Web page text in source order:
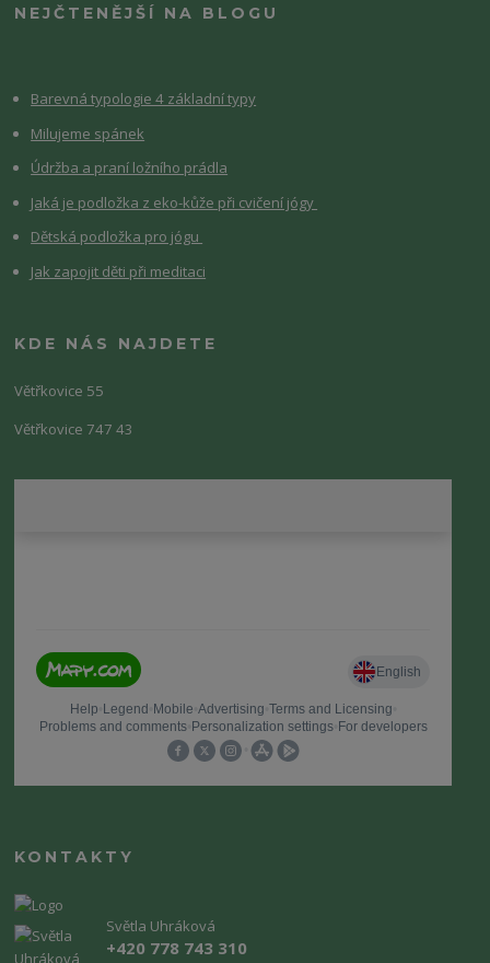
NEJČTENĚJŠÍ NA BLOGU
Barevná typologie 4 základní typy
Milujeme spánek
Údržba a praní ložního prádla
Jaká je podložka z eko-kůže při cvičení jógy
Dětská podložka pro jógu
Jak zapojit děti při meditaci
KDE NÁS NAJDETE
Větřkovice 55
Větřkovice 747 43
KONTAKTY
Světla Uhráková
+420 778 743 310